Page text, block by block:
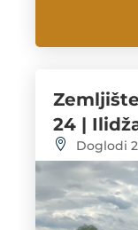
24 |
Doglodi